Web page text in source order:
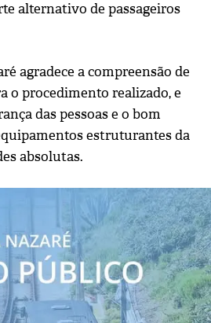
alternativo de passageiros
agradece a compreensão de
o procedimento realizado, e
das pessoas e o bom
estruturantes da
absolutas.